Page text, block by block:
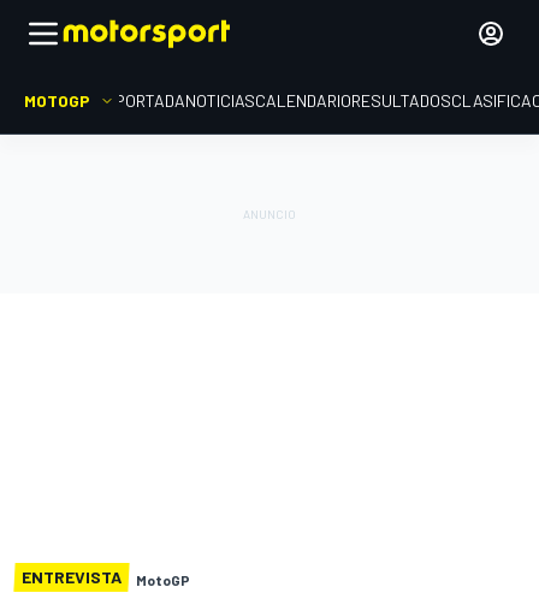
MOTOGP PORTADANOTICIASCALENDARIORESULTADOS
ENTREVISTA MotoGP